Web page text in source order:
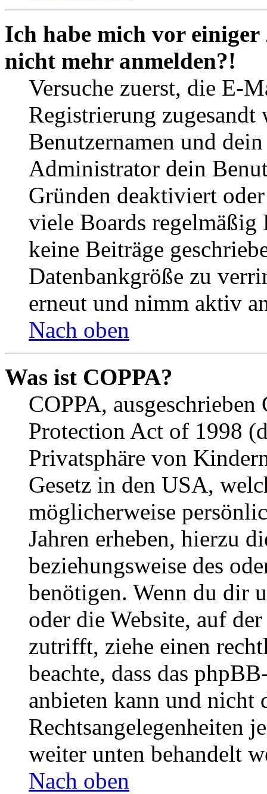
Ich habe mich vor
nicht mehr anmelden?!
Versuche zuerst, die E-
Registrierung
Benutzernamen und
Administrator dein
Gründen deaktiviert
viele Boards
keine Beiträge
Datenbankgröße zu
erneut und nimm aktiv
Nach oben
Was ist COPPA?
COPPA,
Protection Act of 1998
Privatsphäre von
Gesetz in den USA,
möglicherweise
Jahren erheben, hierzu
beziehungsweise des
benötigen. Wenn du dir
oder die Website, auf
zutrifft, ziehe einen
beachte, dass das
anbieten kann und nicht
Rechtsangelegenheiten
weiter unten behandelt
Nach oben